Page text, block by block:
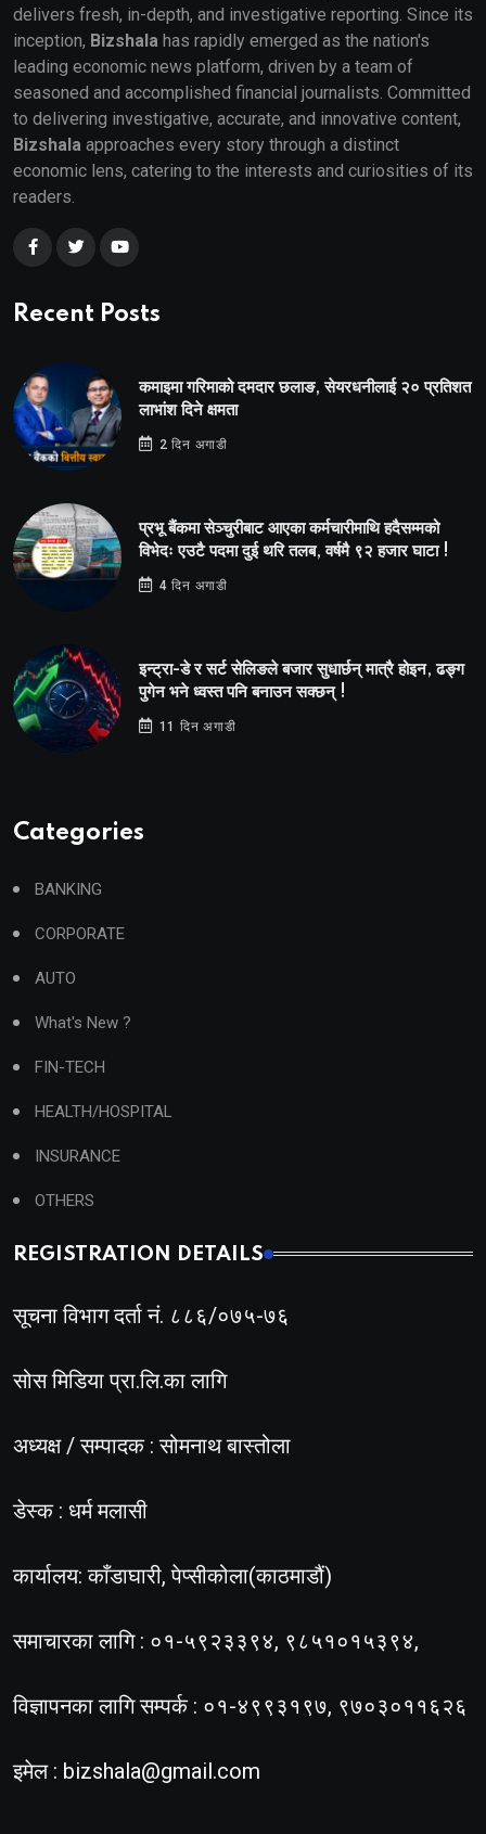
delivers fresh, in-depth, and investigative reporting. Since its
inception, Bizshala has rapidly emerged as the nation's
leading economic news platform, driven by a team of
seasoned and accomplished financial journalists. Committed
to delivering investigative, accurate, and innovative content,
Bizshala approaches every story through a distinct
economic lens, catering to the interests and curiosities of its
readers.
Recent Posts
कमाइमा गरिमाको दमदार छलाङ, सेयरधनीलाई २० प्रतिशत
लाभांश दिने क्षमता
2 दिन अगाडी
प्रभू बैंकमा सेञ्चुरीबाट आएका कर्मचारीमाथि हदैसम्मको
विभेदः एउटै पदमा दुई थरि तलब, वर्षमै ९२ हजार घाटा !
4 दिन अगाडी
इन्ट्रा-डे र सर्ट सेलिङले बजार सुधार्छन् मात्रै होइन, ढङ्ग
पुगेन भने ध्वस्त पनि बनाउन सक्छन् !
11 दिन अगाडी
Categories
BANKING
CORPORATE
AUTO
What's New ?
FIN-TECH
HEALTH/HOSPITAL
INSURANCE
OTHERS
REGISTRATION DETAILS
सूचना विभाग दर्ता नं. ८८६/०७५-७६
सोस मिडिया प्रा.लि.का लागि
अध्यक्ष / सम्पादक : सोमनाथ बास्तोला
डेस्क : धर्म मलासी
कार्यालय: काँडाघारी, पेप्सीकोला(काठमाडौं)
समाचारका लागि : ०१-५९२३३९४, ९८५१०१५३९४,
विज्ञापनका लागि सम्पर्क : ०१-४९९३१९७, ९७०३०११६२६
इमेल : bizshala@gmail.com